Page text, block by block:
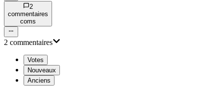
2
commentaires
coms
2 commentaires
Votes
Nouveaux
Anciens